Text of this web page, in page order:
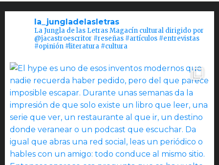
la_jungladelasletras
La Jungla de las Letras Magacín cultural dirigido por
@jacastroescritor #reseñas #artículos #entrevistas
#opinión #literatura #cultura